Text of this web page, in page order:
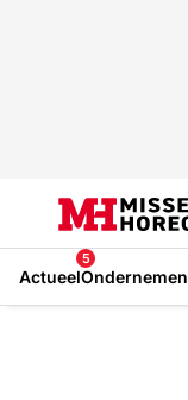
Actueel
5
Ondernemen